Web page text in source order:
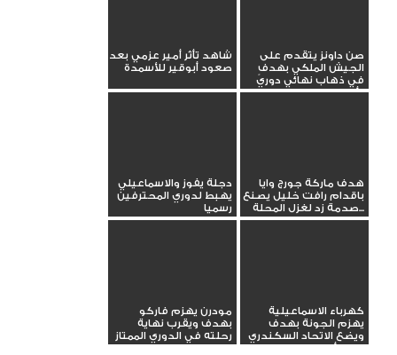
صن داونز يتقدم على
الجيش الملكي بهدفٍ
في ذهاب نهائي دوري
أبطال...
شاهد تأثر أمير عزمي بعد
صعود أبوقير للأسمدة
هدف ماركة جورج وايا
باقدام رافت خليل يصنع
صدمة زد لغزل المحلة...
دجلة يفوز والاسماعيلي
يهبط لدوري المحترفين
رسميا
كهرباء الاسماعيلية
يهزم الجونة بهدف
ويضع الاتحاد السكندري
في مأزق
مودرن يهزم فاركو
بهدف ويقرب نهاية
رحلته في الدوري الممتاز